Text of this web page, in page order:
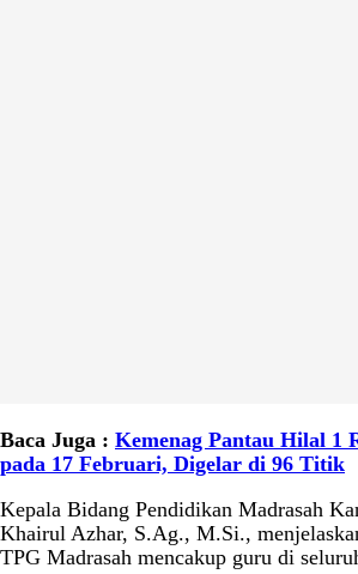
Baca Juga : Kemenag Pantau Hilal 1
pada 17 Februari, Digelar di 96 Titik
Kepala Bidang Pendidikan Madrasah
Khairul Azhar, S.Ag., M.Si.,
TPG Madrasah mencakup guru di